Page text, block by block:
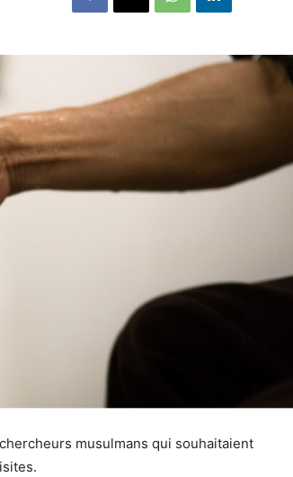
musulmans qui souhaitaient